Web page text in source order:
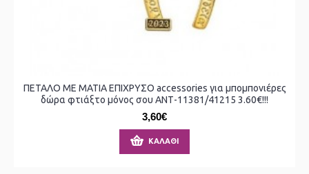
ΠΕΤΑΛΟ ΜΕ ΜΑΤΙΑ ΕΠΙΧΡΥΣΟ accessories για μπομπονιέρες
δώρα φτιάξτο μόνος σου ΑΝΤ-11381/41215 3.60€!!!
3,60€
ΚΑΛΆΘΙ